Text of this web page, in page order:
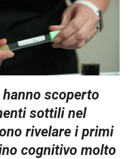
scoperto
sottili nel
rivelare i primi
cognitivo molto